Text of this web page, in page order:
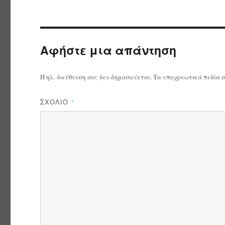
Αφήστε μια απάντηση
Η ηλ. διεύθυνση σας δεν δημοσιεύεται.Τα υποχρεωτικά πεδία
ΣΧΌΛΙΟ *